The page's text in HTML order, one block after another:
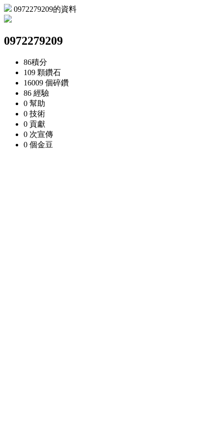
0972279209的資料
0972279209
86積分
109 顆鑽石
16009 個碎鑽
86 經驗
0 幫助
0 技術
0 貢獻
0 次宣傳
0 個金豆